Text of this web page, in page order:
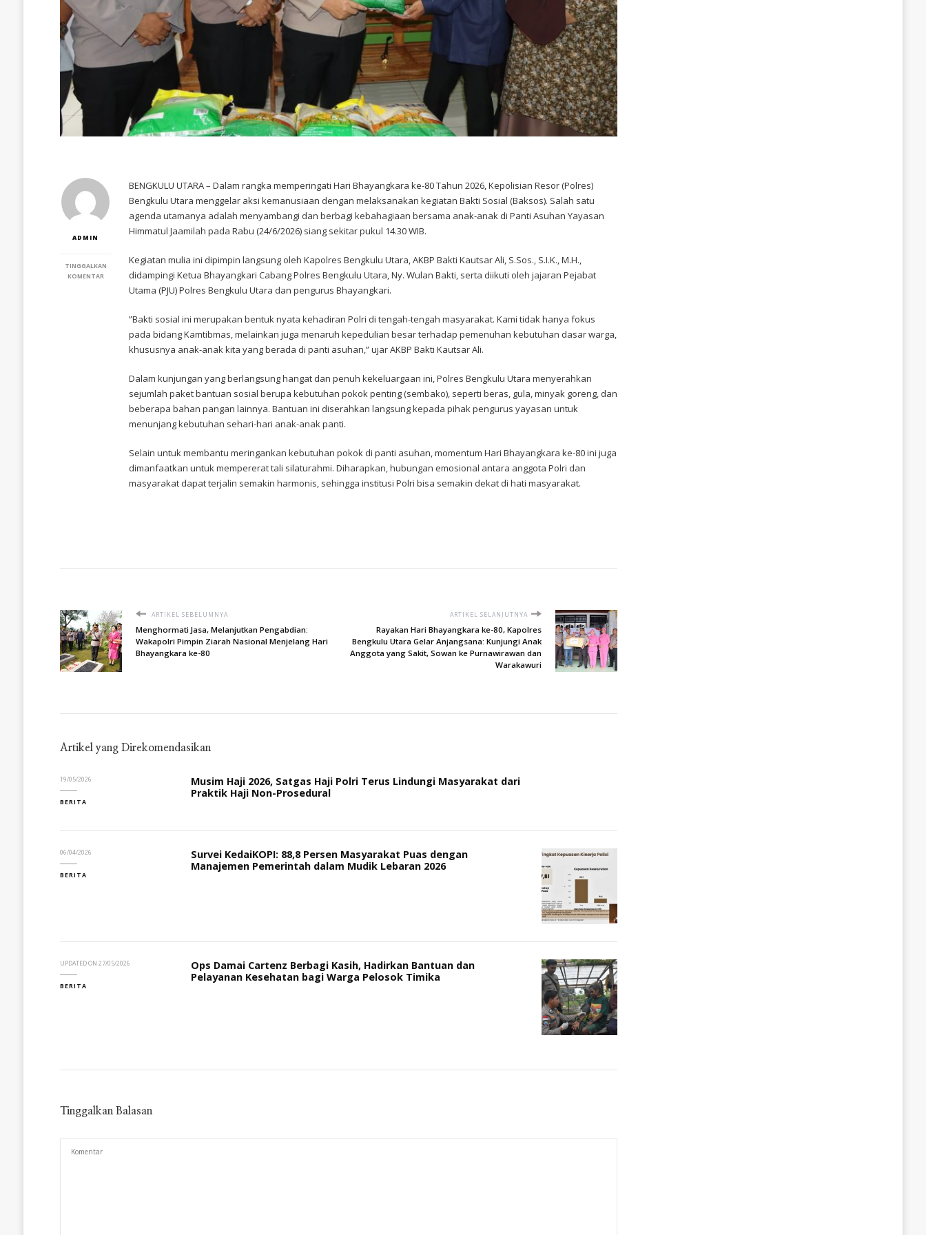
ADMIN
TINGGALKAN
KOMENTARPADA
SAMBUT
BENGKULU
​BENGKULU UTARA – Dalam rangka memperingati Hari Bhayangkara ke-80 Tahun 2026, Kepolisian Resor (Polres)
Bengkulu Utara menggelar aksi kemanusiaan dengan melaksanakan kegiatan Bakti Sosial (Baksos). Salah satu
agenda utamanya adalah menyambangi dan berbagi kebahagiaan bersama anak-anak di Panti Asuhan Yayasan
Himmatul Jaamilah pada Rabu (24/6/2026) siang sekitar pukul 14.30 WIB.
​Kegiatan mulia ini dipimpin langsung oleh Kapolres Bengkulu Utara, AKBP Bakti Kautsar Ali, S.Sos., S.I.K., M.H.,
didampingi Ketua Bhayangkari Cabang Polres Bengkulu Utara, Ny. Wulan Bakti, serta diikuti oleh jajaran Pejabat
Utama (PJU) Polres Bengkulu Utara dan pengurus Bhayangkari.
​”Bakti sosial ini merupakan bentuk nyata kehadiran Polri di tengah-tengah masyarakat. Kami tidak hanya fokus
pada bidang Kamtibmas, melainkan juga menaruh kepedulian besar terhadap pemenuhan kebutuhan dasar warga,
khususnya anak-anak kita yang berada di panti asuhan,” ujar AKBP Bakti Kautsar Ali.
​Dalam kunjungan yang berlangsung hangat dan penuh kekeluargaan ini, Polres Bengkulu Utara menyerahkan
sejumlah paket bantuan sosial berupa kebutuhan pokok penting (sembako), seperti beras, gula, minyak goreng, dan
beberapa bahan pangan lainnya. Bantuan ini diserahkan langsung kepada pihak pengurus yayasan untuk
menunjang kebutuhan sehari-hari anak-anak panti.
​Selain untuk membantu meringankan kebutuhan pokok di panti asuhan, momentum Hari Bhayangkara ke-80 ini juga
dimanfaatkan untuk mempererat tali silaturahmi. Diharapkan, hubungan emosional antara anggota Polri dan
masyarakat dapat terjalin semakin harmonis, sehingga institusi Polri bisa semakin dekat di hati masyarakat.
ARTIKEL SEBELUMNYA
Menghormati Jasa, Melanjutkan Pengabdian:
Wakapolri Pimpin Ziarah Nasional Menjelang Hari
Bhayangkara ke-80
ARTIKEL SELANJUTNYA
Rayakan Hari Bhayangkara ke-80, Kapolres
Bengkulu Utara Gelar Anjangsana: Kunjungi Anak
Anggota yang Sakit, Sowan ke Purnawirawan dan
Warakawuri
Artikel yang Direkomendasikan
19/05/2026
BERITA
Musim Haji 2026, Satgas Haji Polri Terus Lindungi Masyarakat dari
Praktik Haji Non-Prosedural
06/04/2026
BERITA
Survei KedaiKOPI: 88,8 Persen Masyarakat Puas dengan
Manajemen Pemerintah dalam Mudik Lebaran 2026
UPDATED ON 27/05/2026
BERITA
Ops Damai Cartenz Berbagi Kasih, Hadirkan Bantuan dan
Pelayanan Kesehatan bagi Warga Pelosok Timika
Tinggalkan Balasan